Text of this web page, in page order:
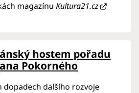
magazínu Kultura21.cz
hostem pořadu
Pokorného
dopadech dalšího rozvoje